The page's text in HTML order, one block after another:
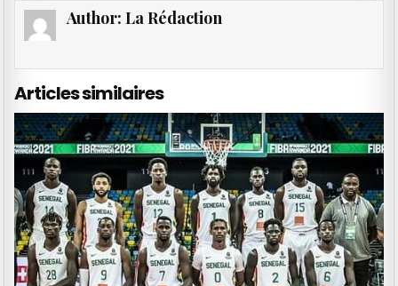
Author: La Rédaction
Articles similaires